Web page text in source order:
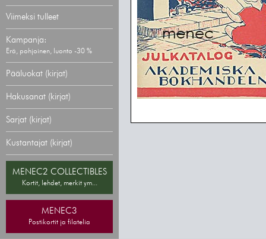
Viimeksi tulleet
Kampanja:
Erä, pohjoinen, luonto -30 %
Pääluokat (kirjat)
Hakusanat (kirjat)
Sarjat (kirjat)
Kustantajat (kirjat)
MENEC2 COLLECTIBLES
Kortit, lehdet, merkit ym...
MENEC3
Postikortit ja filatelia